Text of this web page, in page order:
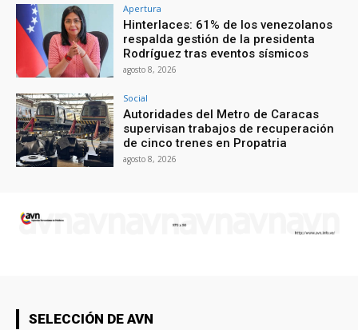
Apertura
Hinterlaces: 61% de los venezolanos
respalda gestión de la presidenta
Rodríguez tras eventos sísmicos
agosto 8, 2026
Social
Autoridades del Metro de Caracas
supervisan trabajos de recuperación
de cinco trenes en Propatria
agosto 8, 2026
SELECCIÓN DE AVN